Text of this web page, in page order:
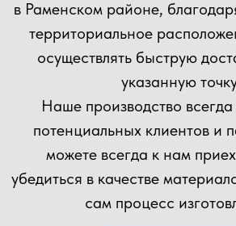
Прикрепить файл
Загрузить файлы
Согласен(а) сполитикой
конфиденциальности сайта
Отправить